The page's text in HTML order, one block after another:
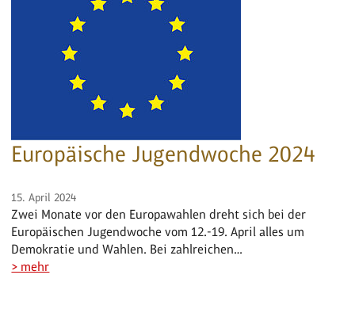
Europäische Jugendwoche 2024
15. April 2024
Zwei Monate vor den Europawahlen dreht sich bei der
Europäischen Jugendwoche vom 12.-19. April alles um
Demokratie und Wahlen. Bei zahlreichen…
> mehr